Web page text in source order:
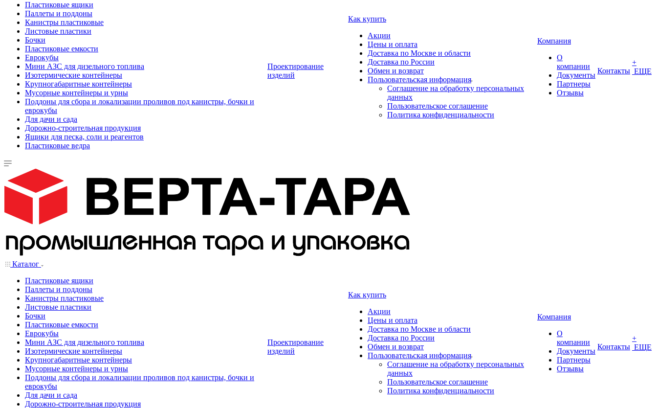
Пластиковые ящики
Паллеты и поддоны
Канистры пластиковые
Листовые пластики
Бочки
Пластиковые емкости
Еврокубы
Мини АЗС для дизельного топлива
Изотермические контейнеры
Крупногабаритные контейнеры
Мусорные контейнеры и урны
Поддоны для сбора и локализации проливов под канистры, бочки и
еврокубы
Для дачи и сада
Дорожно-строительная продукция
Ящики для песка, соли и реагентов
Пластиковые ведра
Проектирование
изделий
Как купить
Акции
Цены и оплата
Доставка по Москве и области
Доставка по России
Обмен и возврат
Пользовательская информация
Соглашение на обработку персональных
данных
Пользовательское соглашение
Политика конфиденциальности
Компания
О
компании
Документы
Партнеры
Отзывы
Контакты
+
ЕЩЕ
Каталог
Пластиковые ящики
Паллеты и поддоны
Канистры пластиковые
Листовые пластики
Бочки
Пластиковые емкости
Еврокубы
Мини АЗС для дизельного топлива
Изотермические контейнеры
Крупногабаритные контейнеры
Мусорные контейнеры и урны
Поддоны для сбора и локализации проливов под канистры, бочки и
еврокубы
Для дачи и сада
Дорожно-строительная продукция
Проектирование
изделий
Как купить
Акции
Цены и оплата
Доставка по Москве и области
Доставка по России
Обмен и возврат
Пользовательская информация
Соглашение на обработку персональных
данных
Пользовательское соглашение
Политика конфиденциальности
Компания
О
компании
Документы
Партнеры
Отзывы
Контакты
+
ЕЩЕ